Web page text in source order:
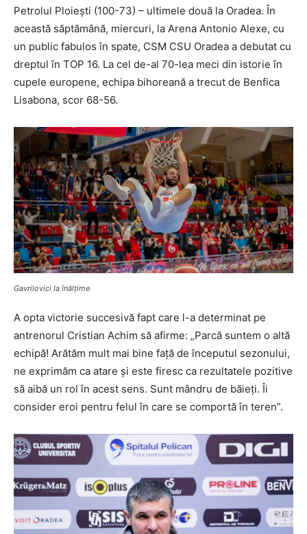
Petrolul Ploiești (100-73) – ultimele două la Oradea. În
această săptămână, miercuri, la Arena Antonio Alexe, cu
un public fabulos în spate, CSM CSU Oradea a debutat cu
dreptul în TOP 16. La cel de-al 70-lea meci din istorie în
cupele europene, echipa bihoreană a trecut de Benfica
Lisabona, scor 68-56.
Gavrilovici la înălțime
A opta victorie succesivă fapt care l-a determinat pe
antrenorul Cristian Achim să afirme: „Parcă suntem o altă
echipă! Arătăm mult mai bine față de începutul sezonului,
ne exprimăm ca atare și este firesc ca rezultatele pozitive
să aibă un rol în acest sens. Sunt mândru de băieți. Îi
consider eroi pentru felul în care se comportă în teren”.